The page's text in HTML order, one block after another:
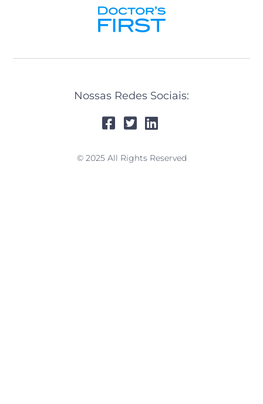
Nossas Redes Sociais:
© 2025 All Rights Reserved